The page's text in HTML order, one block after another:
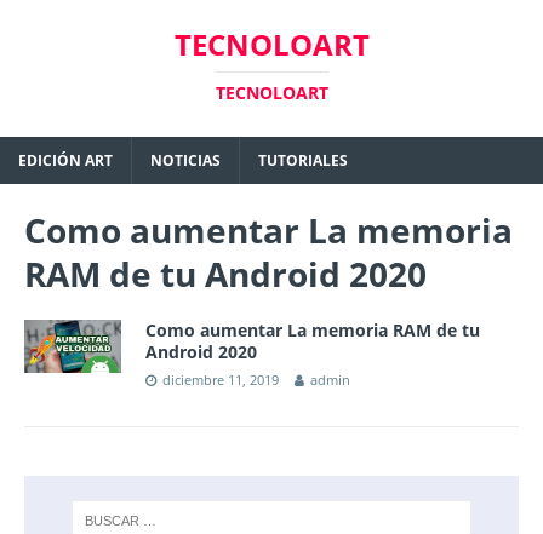
TECNOLOART
TECNOLOART
EDICIÓN ART NOTICIAS TUTORIALES
Como aumentar La memoria
RAM de tu Android 2020
Como aumentar La memoria RAM de tu
Android 2020
diciembre 11, 2019 admin